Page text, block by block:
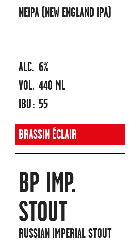
NEIPA (NEW ENGLAND IPA)
ALC. 6%
VOL. 440 ML
IBU : 55
BRASSIN ÉCLAIR
BP IMP.
STOUT
RUSSIAN IMPERIAL STOUT